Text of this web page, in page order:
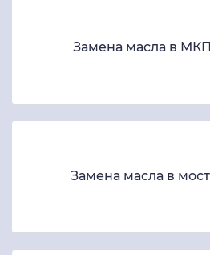
Замена масла в
Замена масла в